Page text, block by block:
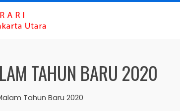
TAHUN BARU 2020
Tahun Baru 2020